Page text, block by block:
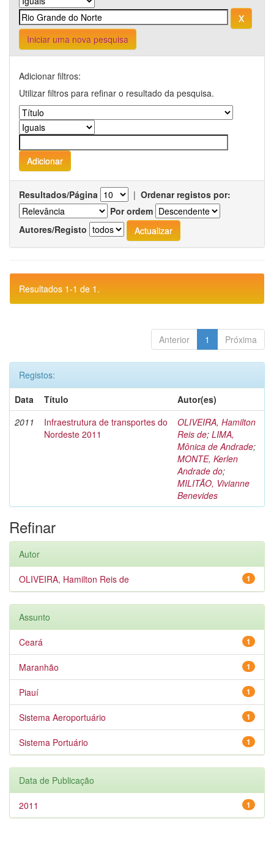
Iniciar uma nova pesquisa
Adicionar filtros:
Utilizar filtros para refinar o resultado da pesquisa.
Resultados/Página | Ordenar registos por:
Por ordem
Autores/Registo
Resultados 1-1 de 1.
Anterior 1 Próxima
Registos:
Data
Título
Autor(es)
2011
Infraestrutura de transportes do
Nordeste 2011
OLIVEIRA, Hamilton
Reis de; LIMA,
Mônica de Andrade;
MONTE, Kerlen
Andrade do;
MILITÃO, Vivianne
Benevides
Refinar
Autor
1
OLIVEIRA, Hamilton Reis de
Assunto
1
Ceará
1
Maranhão
1
Piauí
1
Sistema Aeroportuário
1
Sistema Portuário
Data de Publicação
1
2011